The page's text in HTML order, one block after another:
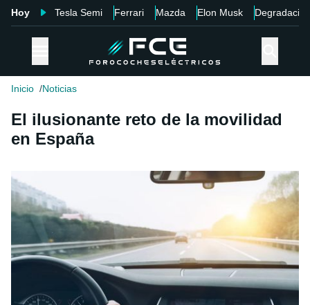
Hoy Tesla Semi Ferrari Mazda Elon Musk Degradación
Inicio Noticias
El ilusionante reto de la movilidad
en España